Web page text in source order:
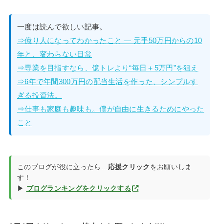
一度は読んで欲しい記事。
⇒億り人になってわかったこと — 元手50万円からの10
年と、変わらない日常
⇒専業を目指すなら、億トレより“毎日＋5万円”を狙え
⇒6年で年間300万円の配当生活を作った、シンプルす
ぎる投資法。
⇒仕事も家庭も趣味も。僕が自由に生きるためにやった
こと
このブログが役に立ったら…応援クリック をお願いしま
す！
▶ ブログランキングをクリックする